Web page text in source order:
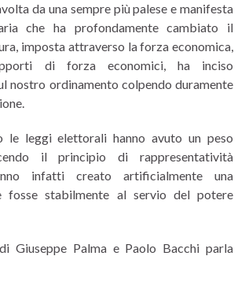
da una sempre più palese e manifesta
che ha profondamente cambiato il
imposta attraverso la forza economica,
di forza economici, ha inciso
nostro ordinamento colpendo duramente
le leggi elettorali hanno avuto un peso
il principio di rappresentatività
infatti creato artificialmente una
fosse stabilmente al servio del potere
Giuseppe Palma e Paolo Bacchi parla